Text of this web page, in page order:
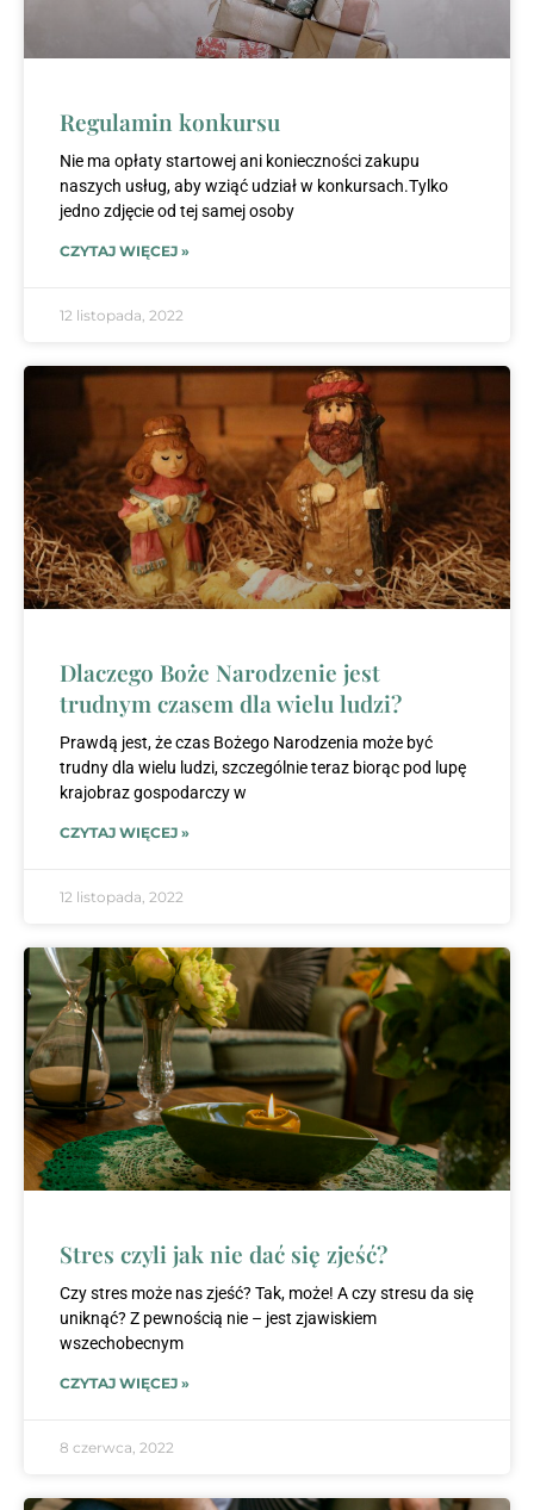
Regulamin konkursu
Nie ma opłaty startowej ani konieczności zakupu
naszych usług, aby wziąć udział w konkursach.Tylko
jedno zdjęcie od tej samej osoby
CZYTAJ WIĘCEJ »
12 listopada, 2022
Dlaczego Boże Narodzenie jest
trudnym czasem dla wielu ludzi?
Prawdą jest, że czas Bożego Narodzenia może być
trudny dla wielu ludzi, szczególnie teraz biorąc pod lupę
krajobraz gospodarczy w
CZYTAJ WIĘCEJ »
12 listopada, 2022
Stres czyli jak nie dać się zjeść?
Czy stres może nas zjeść? Tak, może! A czy stresu da się
uniknąć? Z pewnością nie – jest zjawiskiem
wszechobecnym
CZYTAJ WIĘCEJ »
8 czerwca, 2022